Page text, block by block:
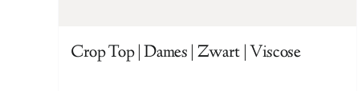
Crop Top | Dames | Zwart | Viscose